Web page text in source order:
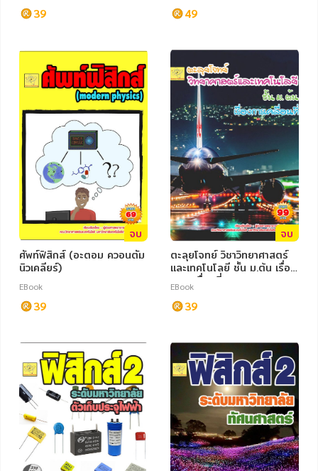
39 49
จบ
ศัพท์ฟิสิกส์ (อะตอม ควอนตัม
นิวเคลียร์)
EBook
39
จบ
ตะลุยโจทย์ วิชาวิทยาศาสตร์
และเทคโนโลยี ชั้น ม.ต้น เรื่อง
การเคลื่อนที่
EBook
39